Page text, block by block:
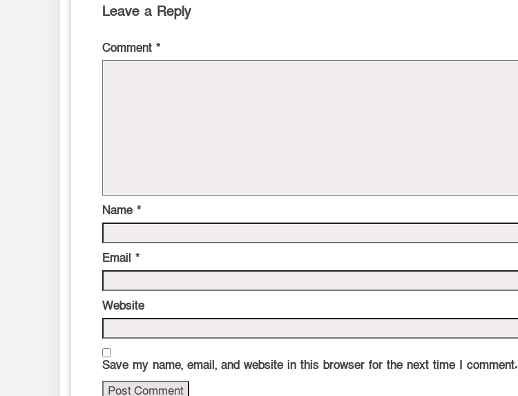
Leave a Reply
Comment *
Name *
Email *
Website
Save my name, email, and website in this browser for the next time I comment.